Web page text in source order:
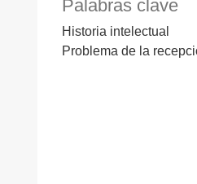
Palabras clave
Historia intelectual
Problema de la